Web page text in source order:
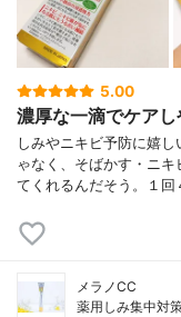
5.00
濃厚な一滴でケアし
しみやニキビ予防に嬉
ゃなく、そばかす・ニ
てくれるんだそう。１
メラノCC
薬用しみ集中対